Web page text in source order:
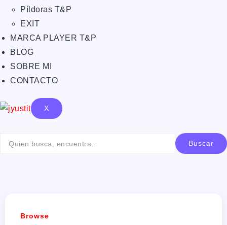
Píldoras T&P
EXIT
MARCA PLAYER T&P
BLOG
SOBRE MI
CONTACTO
X
Buscar
Browse